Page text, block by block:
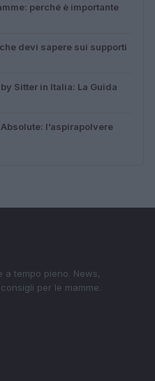
perché è importante
devi sapere sui supporti
Sitter in Italia: La Guida
l’aspirapolvere
a tempo pieno. News,
per le mamme.